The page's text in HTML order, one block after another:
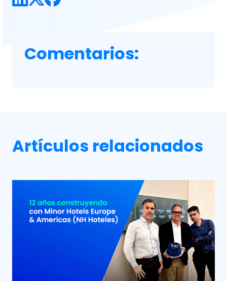
Comentarios:
Artículos relacionados